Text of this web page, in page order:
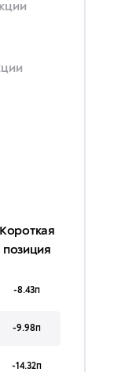
Короткая
позиция
-8.43п
-9.98п
-14.32п